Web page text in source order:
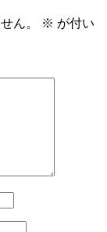
ん。 ※ が付い